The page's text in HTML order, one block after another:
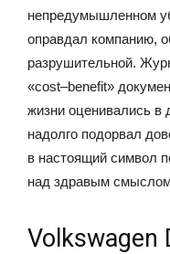
непредумышленном
оправдал компанию,
разрушительной.
«cost–benefit»
жизни оценивались в
надолго подорвал
в настоящий символ
над здравым
Volkswagen